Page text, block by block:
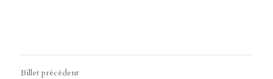
Billet précédent